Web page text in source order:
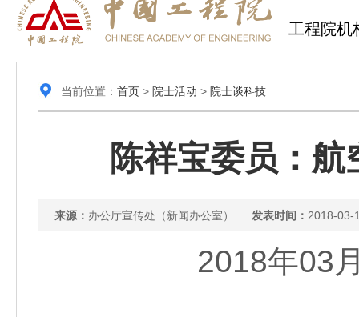
工程院机
当前位置： 首页> 院士活动 > 院士谈科技
陈祥宝委员：
来源： 办公厅宣传处（新闻办公室） 发表时间： 2018-03-
2018年03